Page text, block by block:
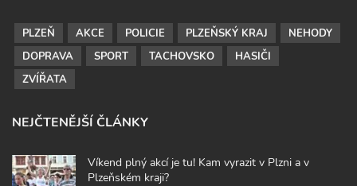
PLZEŇ AKCE POLICIE PLZEŇSKÝ KRAJ
NEHODY
DOPRAVA
SPORT TACHOVSKO
HASIČI
ZVÍŘATA
NEJČTENĚJŠÍ ČLÁNKY
Víkend plný akcí je tu! Kam vyrazit v Plzni a v
Plzeňském kraji?